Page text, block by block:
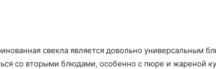
свекла является довольно универсальным
со вторыми блюдами, особенно с пюре и жареной